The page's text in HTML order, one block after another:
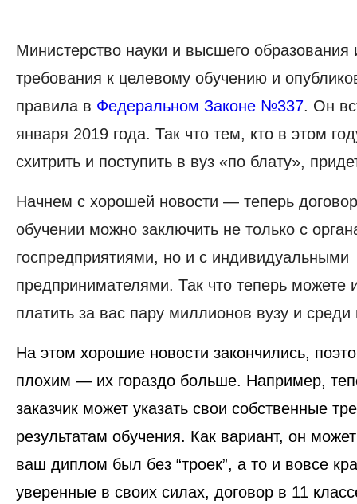
Министерство науки и высшего образования
требования к целевому обучению и
правила в Федеральном Законе №337. Он
января 2019 года. Так что тем, кто в этом
схитрить и поступить в вуз «по блату»,
Начнем с хорошей новости — теперь
обучении можно заключить не только с
госпредприятиями, но и с индивидуальными
предпринимателями. Так что теперь можете
платить за вас пару миллионов вузу и среди
На этом хорошие новости закончились,
плохим — их гораздо больше. Например,
заказчик может указать свои собственные
результатам обучения. Как вариант, он
ваш диплом был без “троек”, а то и вовсе
уверенные в своих силах, договор в 11